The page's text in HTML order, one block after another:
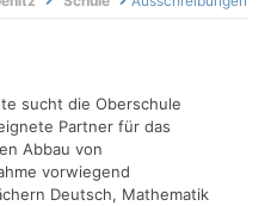
sucht die Oberschule
Partner für das
Abbau von
vorwiegend
Deutsch, Mathematik